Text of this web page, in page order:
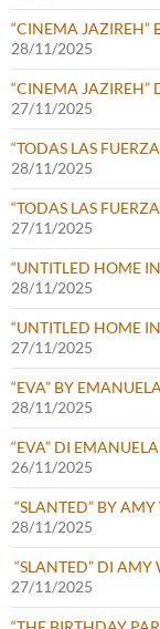
“CINEMA JAZIREH”
28/11/2025
“CINEMA JAZIREH”
27/11/2025
“TODAS LAS
28/11/2025
“TODAS LAS
27/11/2025
“UNTITLED HOME
28/11/2025
“UNTITLED HOME
27/11/2025
“EVA” BY
28/11/2025
“EVA” DI EMANUELA
26/11/2025
“SLANTED” BY
28/11/2025
“SLANTED” DI AMY
27/11/2025